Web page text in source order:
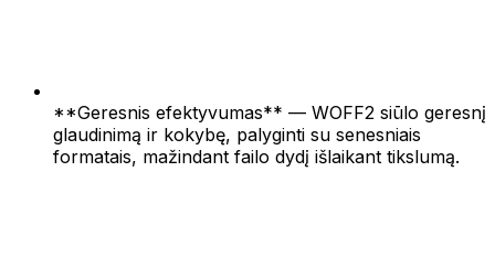
**Geresnis efektyvumas** — WOFF2 siūlo geresnį
glaudinimą ir kokybę, palyginti su senesniais
formatais, mažindant failo dydį išlaikant tikslumą.